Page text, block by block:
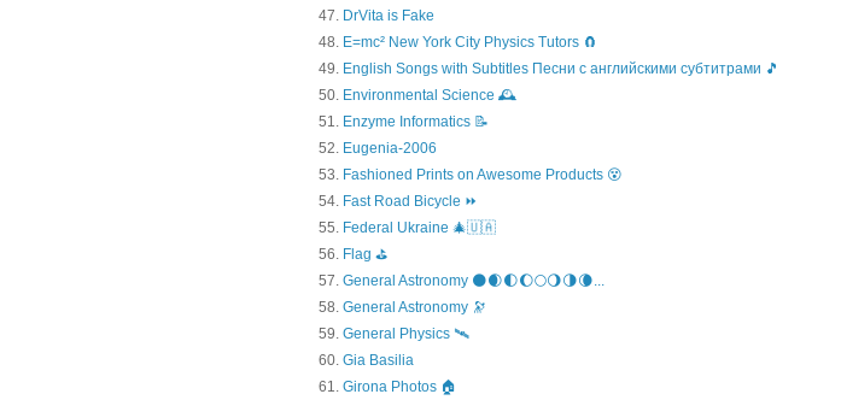
DrVita is Fake
E=mc² New York City Physics Tutors 🧲
English Songs with Subtitles Песни с английскими субтитрами 🎵
Environmental Science 🕰️
Enzyme Informatics 📝
Eugenia-2006
Fashioned Prints on Awesome Products 😵
Fast Road Bicycle ⏩
Federal Ukraine 🎄🇺🇦
Flag ⛳
General Astronomy 🌑🌒🌓🌔🌕🌖🌗🌘...
General Astronomy 🔭
General Physics 🛰
Gia Basilia
Girona Photos 🏠